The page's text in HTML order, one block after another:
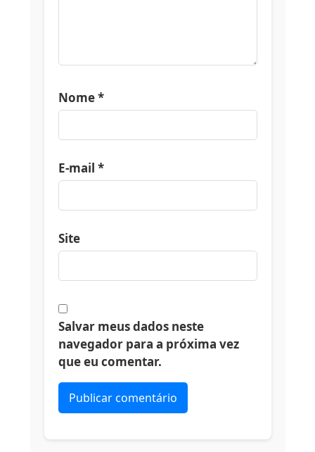
Nome*
E-mail *
Site
Salvar meus dados neste
navegador para a próxima vez
que eu comentar.